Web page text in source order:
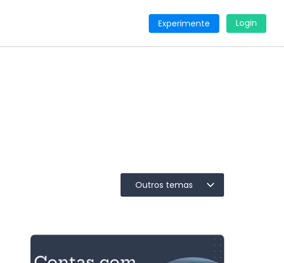
Experimente Login
Outros temas